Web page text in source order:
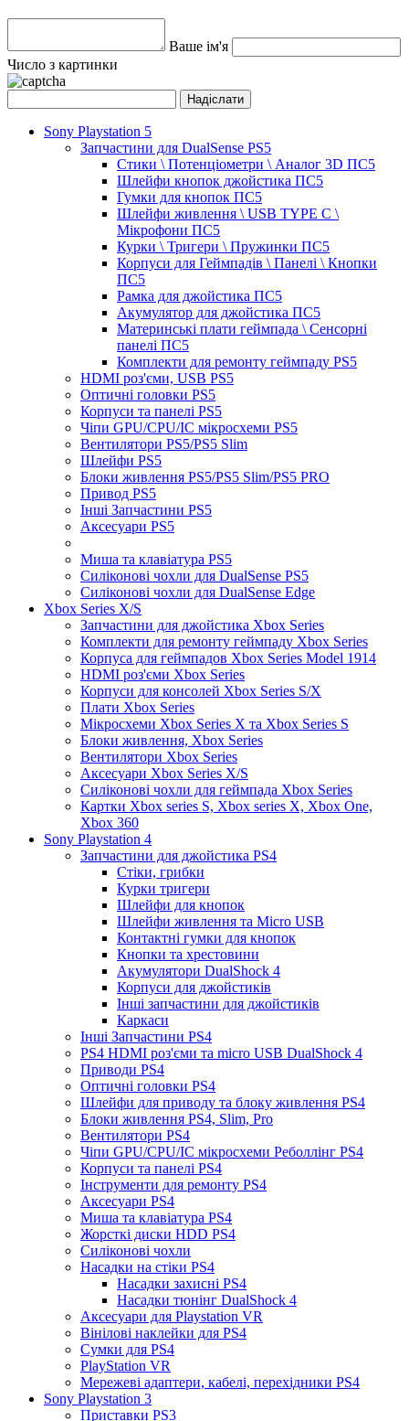
Ваше ім'я
Число з картинки
Sony Playstation 5
Запчастини для DualSense PS5
Стики \ Потенціометри \ Аналог 3D ПС5
Шлейфи кнопок джойстика ПС5
Гумки для кнопок ПС5
Шлейфи живлення \ USB TYPE C \
Мікрофони ПС5
Курки \ Тригери \ Пружинки ПС5
Корпуси для Геймпадів \ Панелі \ Кнопки
ПС5
Рамка для джойстика ПС5
Акумулятор для джойстика ПС5
Материнські плати геймпада \ Сенсорні
панелі ПС5
Комплекти для ремонту геймпаду PS5
HDMI роз'єми, USB PS5
Оптичні головки PS5
Корпуси та панелі PS5
Чіпи GPU/CPU/IC мікросхеми PS5
Вентилятори PS5/PS5 Slim
Шлейфи PS5
Блоки живлення PS5/PS5 Slim/PS5 PRO
Привод PS5
Інші Запчастини PS5
Аксесуари PS5
Миша та клавіатура PS5
Силіконові чохли для DualSense PS5
Силіконові чохли для DualSense Edge
Xbox Series X/S
Запчастини для джойстика Xbox Series
Комплекти для ремонту геймпаду Xbox Series
Корпуса для геймпадов Xbox Series Model 1914
HDMI роз'єми Xbox Series
Корпуси для консолей Xbox Series S/X
Плати Xbox Series
Мікросхеми Xbox Series X та Xbox Series S
Блоки живлення, Xbox Series
Вентилятори Xbox Series
Аксесуари Xbox Series X/S
Силіконові чохли для геймпада Xbox Series
Картки Xbox series S, Xbox series X, Xbox One,
Xbox 360
Sony Playstation 4
Запчастини для джойстика PS4
Стіки, грибки
Курки тригери
Шлейфи для кнопок
Шлейфи живлення та Micro USB
Контактні гумки для кнопок
Кнопки та хрестовини
Акумулятори DualShock 4
Корпуси для джойстиків
Інші запчастини для джойстиків
Каркаси
Інші Запчастини PS4
PS4 HDMI роз'єми та micro USB DualShock 4
Приводи PS4
Оптичні головки PS4
Шлейфи для приводу та блоку живлення PS4
Блоки живлення PS4, Slim, Pro
Вентилятори PS4
Чіпи GPU/CPU/IC мікросхеми Реболлінг PS4
Корпуси та панелі PS4
Інструменти для ремонту PS4
Аксесуари PS4
Миша та клавіатура PS4
Жорсткі диски HDD PS4
Силіконові чохли
Насадки на стіки PS4
Насадки захисні PS4
Насадки тюнінг DualShock 4
Аксесуари для Playstation VR
Вінілові наклейки для PS4
Сумки для PS4
PlayStation VR
Мережеві адаптери, кабелі, перехідники PS4
Sony Playstation 3
Приставки PS3